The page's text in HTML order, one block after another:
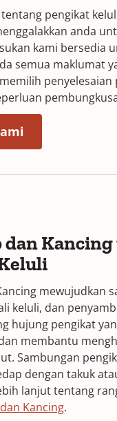
pengikat
anda
kami bersedia
semua maklumat
penyelesaian
dan
mewujudkan
keluli, dan
hujung pengikat
membantu
Sambungan
dengan takuk
lanjut tentang
Kancing.